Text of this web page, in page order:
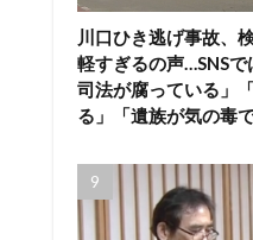
川口ひき逃げ事故、
軽すぎるの声…SNS
司法が腐っている」
る」「遺族が気の毒